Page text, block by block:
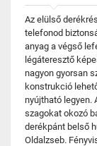
Az elülső
telefonod
anyag a végső
légáteresztő
nagyon gyorsan
konstrukció
nyújtható legyen.
szagokat okozó
derékpánt belső
Oldalzseb.